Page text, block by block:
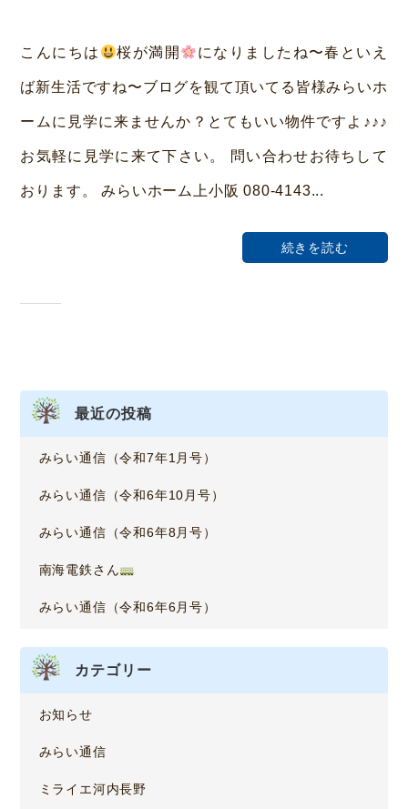
み
ー
ム
こんにちは 桜が満開 になりましたね〜春といえ
ば新生活ですね〜ブログを観て頂いてる皆様みらいホ
ームに見学に来ませんか？とてもいい物件ですよ♪♪♪
お気軽に見学に来て下さい。 問い合わせお待ちして
おります。 みらいホーム上小阪 080-4143...
続きを読む
最近の投稿
みらい通信（令和7年1月号）
みらい通信（令和6年10月号）
みらい通信（令和6年8月号）
南海電鉄さん
みらい通信（令和6年6月号）
カテゴリー
お知らせ
みらい通信
ミライエ河内長野